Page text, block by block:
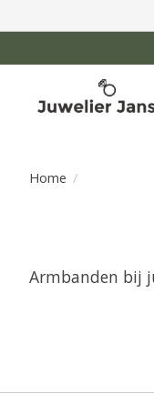
Home /
Armbanden bij